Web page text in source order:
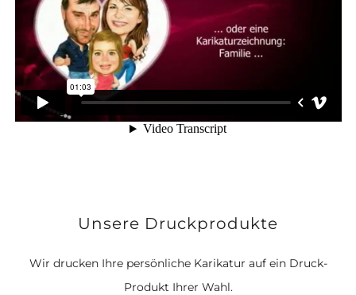
Unsere Druckprodukte
Wir drucken Ihre persönliche Karikatur auf ein Druck-
Produkt Ihrer Wahl.